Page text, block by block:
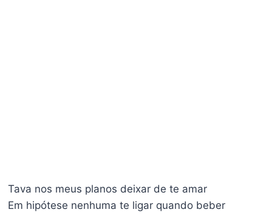
Tava nos meus planos deixar de te amar
Em hipótese nenhuma te ligar quando beber